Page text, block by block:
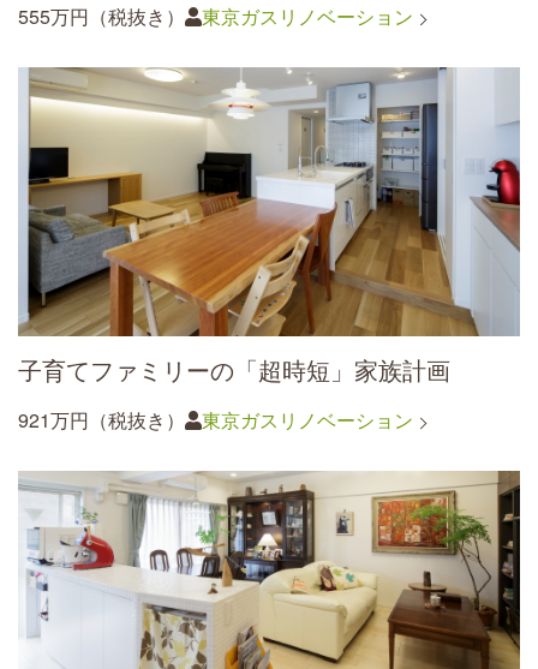
555万円（税抜き） 東京ガスリノベーション
子育てファミリーの「超時短」家族計画
921万円（税抜き） 東京ガスリノベーション